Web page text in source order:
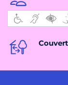
Couvert